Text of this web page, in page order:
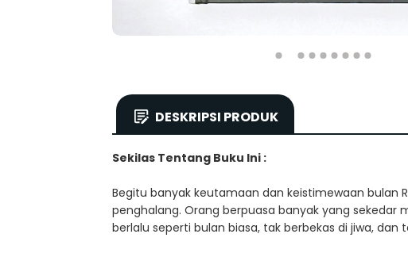
DESKRIPSI PRODUK
Sekilas Tentang Buku Ini :
Begitu banyak keutamaan dan keistimewaan bulan
penghalang. Orang berpuasa banyak yang sekedar
berlalu seperti bulan biasa, tak berbekas di jiwa,